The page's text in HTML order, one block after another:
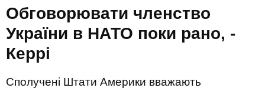
Обговорювати членство
України в НАТО поки рано, -
Керрі
Сполучені Штати Америки вважають